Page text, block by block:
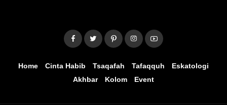
Home Cinta Habib Tsaqafah Tafaqquh
Eskatologi
Akhbar
Kolom Event